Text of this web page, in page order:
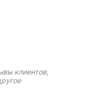
клиентов,